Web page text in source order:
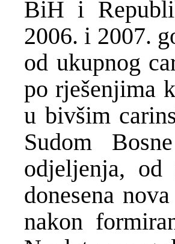
BiH i
2006. i 2007.
od ukupnog
po rješenjima
u bivšim
Sudom
odjeljenja,
donesena
nakon